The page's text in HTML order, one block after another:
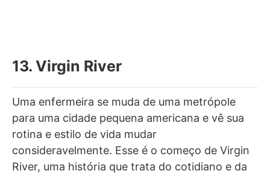
13. Virgin River
Uma enfermeira se muda de uma metrópole
para uma cidade pequena americana e vê sua
rotina e estilo de vida mudar
consideravelmente. Esse é o começo de Virgin
River, uma história que trata do cotidiano e da